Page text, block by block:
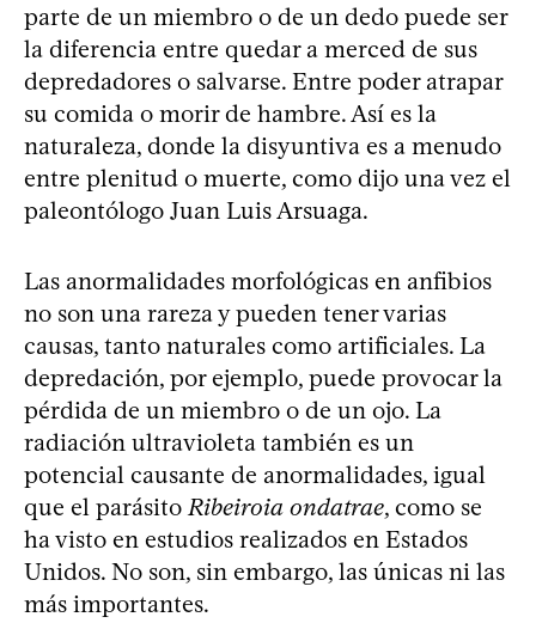
parte de un miembro o de un dedo puede ser
la diferencia entre quedar a merced de sus
depredadores o salvarse. Entre poder atrapar
su comida o morir de hambre. Así es la
naturaleza, donde la disyuntiva es a menudo
entre plenitud o muerte, como dijo una vez el
paleontólogo Juan Luis Arsuaga.
Las anormalidades morfológicas en anfibios
no son una rareza y pueden tener varias
causas, tanto naturales como artificiales. La
depredación, por ejemplo, puede provocar la
pérdida de un miembro o de un ojo. La
radiación ultravioleta también es un
potencial causante de anormalidades, igual
que el parásito Ribeiroia ondatrae, como se
ha visto en estudios realizados en Estados
Unidos. No son, sin embargo, las únicas ni las
más importantes.